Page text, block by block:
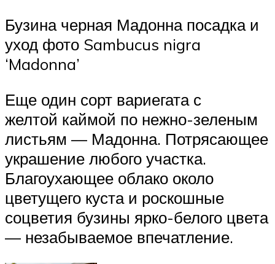
Бузина черная Мадонна посадка и
уход фото Sambucus nigra
‘Madonna’
Еще один сорт вариегата с
желтой каймой по нежно-зеленым
листьям — Мадонна. Потрясающее
украшение любого участка.
Благоухающее облако около
цветущего куста и роскошные
соцветия бузины ярко-белого цвета
— незабываемое впечатление.